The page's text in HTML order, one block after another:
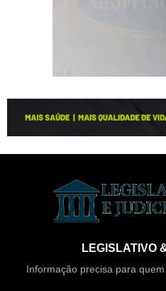
LEGISLATIVO
Informação precisa para